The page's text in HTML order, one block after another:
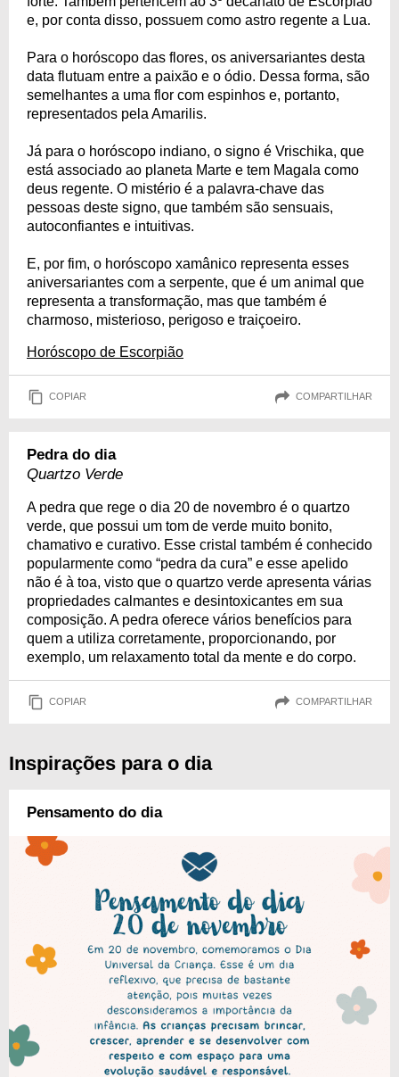
e, por conta disso, possuem como astro regente a Lua.
Para o horóscopo das flores, os aniversariantes desta
data flutuam entre a paixão e o ódio. Dessa forma, são
semelhantes a uma flor com espinhos e, portanto,
representados pela Amarilis.
Já para o horóscopo indiano, o signo é Vrischika, que
está associado ao planeta Marte e tem Magala como
deus regente. O mistério é a palavra-chave das
pessoas deste signo, que também são sensuais,
autoconfiantes e intuitivas.
E, por fim, o horóscopo xamânico representa esses
aniversariantes com a serpente, que é um animal que
representa a transformação, mas que também é
charmoso, misterioso, perigoso e traiçoeiro.
Horóscopo de Escorpião
COPIAR COMPARTILHAR
Pedra do dia
Quartzo Verde
A pedra que rege o dia 20 de novembro é o quartzo
verde, que possui um tom de verde muito bonito,
chamativo e curativo. Esse cristal também é conhecido
popularmente como “pedra da cura” e esse apelido
não é à toa, visto que o quartzo verde apresenta várias
propriedades calmantes e desintoxicantes em sua
composição. A pedra oferece vários benefícios para
quem a utiliza corretamente, proporcionando, por
exemplo, um relaxamento total da mente e do corpo.
COPIAR COMPARTILHAR
Inspirações para o dia
Pensamento do dia